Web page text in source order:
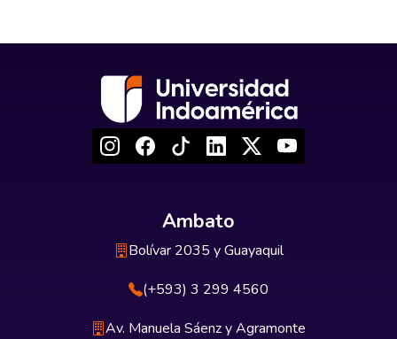
Ambato
Bolívar 2035 y Guayaquil
(+593) 3 299 4560
Av. Manuela Sáenz y Agramonte